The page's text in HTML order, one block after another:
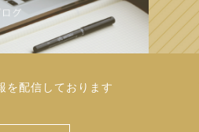
を配信しております